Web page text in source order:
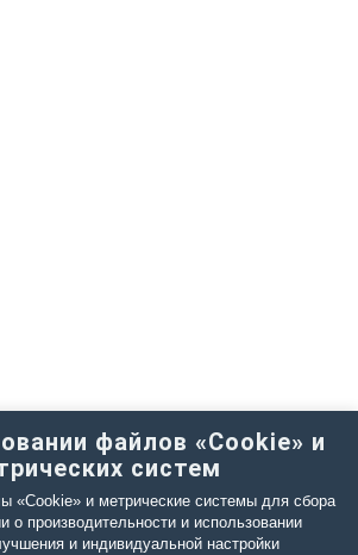
файлов «Cookie» и
систем
«Cookie» и метрические системы для сбора
о производительности и использовании
и индивидуальной настройки